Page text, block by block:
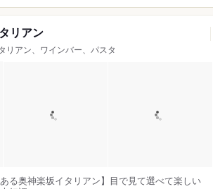
リアン
リアン、ワインバー、パスタ
る奥神楽坂イタリアン】目で見て選べて楽しい